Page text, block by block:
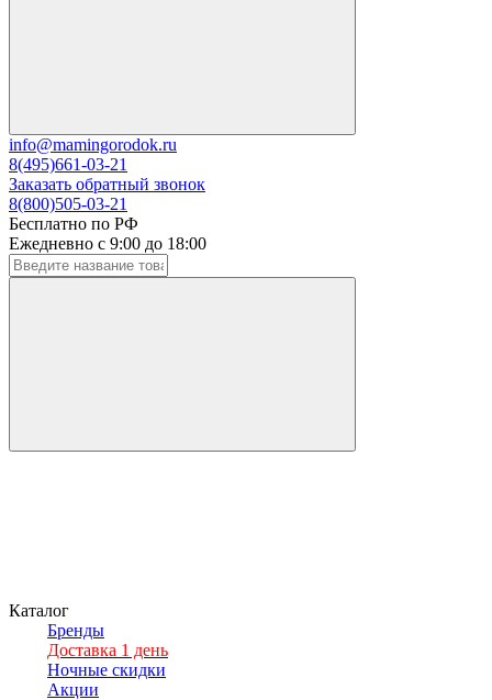
info@mamingorodok.ru
8(495)661-03-21
Заказать обратный звонок
8(800)505-03-21
Бесплатно по РФ
Ежедневно с 9:00 до 18:00
Каталог
Бренды
Доставка 1 день
Ночные скидки
Акции